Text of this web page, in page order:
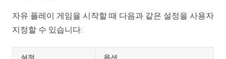
자유 플레이 게임을 시작할 때 다음과 같은 설정을 사용자
지정할 수 있습니다: